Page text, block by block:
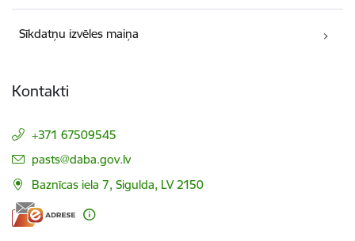
Sīkdatņu izvēles maiņa
Kontakti
+371 67509545
E-pasts:
pasts@daba.gov.lv
Baznīcas iela 7, Sigulda, LV 2150